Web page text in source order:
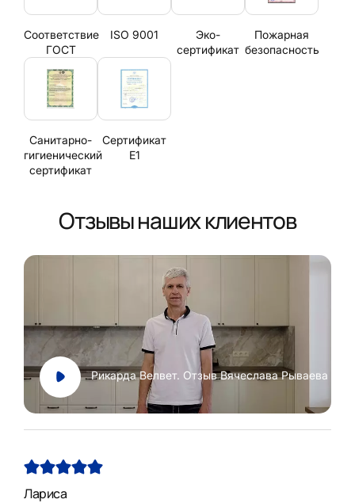
Соответствие
ГОСТ
ISO 9001
Эко-
сертификат
Пожарная
безопасность
Санитарно-
гигиенический
сертификат
Сертификат
Е1
Отзывы наших клиентов
Рикарда Велвет. Отзыв Вячеслава Рываева
Лариса